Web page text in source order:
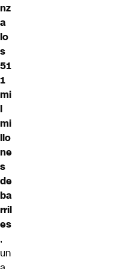
nz
a
lo
s
51
1
mi
l
mi
llo
ne
s
de
ba
rril
es
,
un